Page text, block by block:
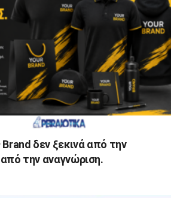
δεν ξεκινά από την
την αναγνώριση.